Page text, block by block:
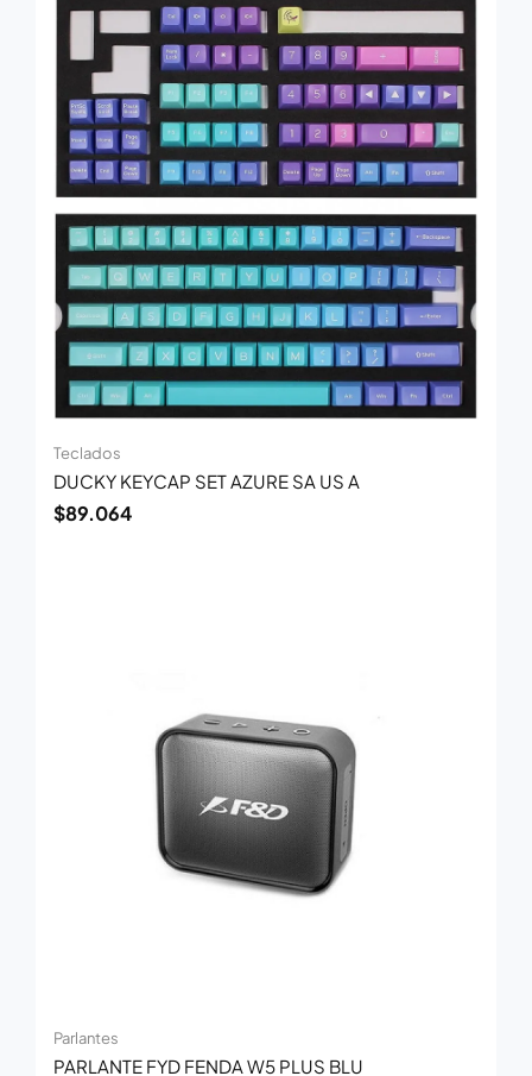
Teclados
DUCKY KEYCAP SET AZURE SA US A
$89.064
Parlantes
PARLANTE FYD FENDA W5 PLUS BLU